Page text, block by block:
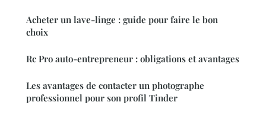
Acheter un lave-linge : guide pour faire le bon
choix
Rc Pro auto-entrepreneur : obligations et avantages
Les avantages de contacter un photographe
professionnel pour son profil Tinder